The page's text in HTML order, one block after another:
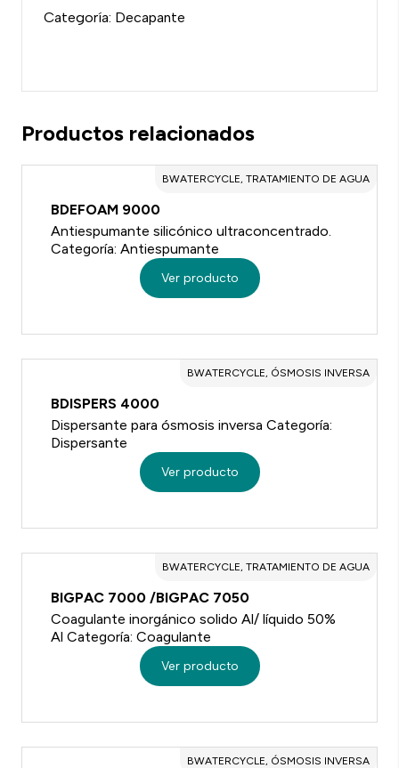
Categoría: Decapante
Productos relacionados
BDEFOAM 9000
Antiespumante silicónico ultraconcentrado.
Categoría: Antiespumante
Ver producto
BWATERCYCLE, TRATAMIENTO DE AGUA
BDISPERS 4000
Dispersante para ósmosis inversa Categoría:
Dispersante
Ver producto
BWATERCYCLE, ÓSMOSIS INVERSA
BIGPAC 7000 /BIGPAC 7050
Coagulante inorgánico solido Al/ líquido 50%
Al Categoría: Coagulante
Ver producto
BWATERCYCLE, TRATAMIENTO DE AGUA
BWATERCYCLE, ÓSMOSIS INVERSA